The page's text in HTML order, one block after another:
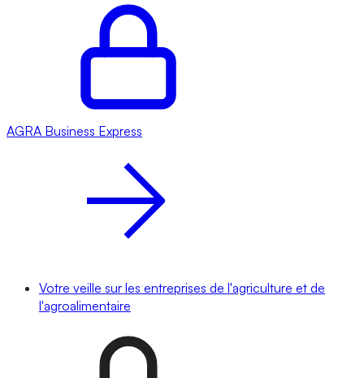
AGRA Business Express
Votre veille sur les entreprises de l'agriculture et de
l'agroalimentaire